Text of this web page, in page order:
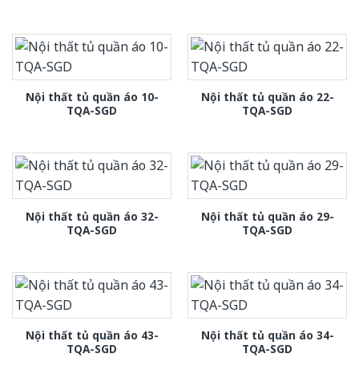
Nội thất tủ quần áo 10-
TQA-SGD
Nội thất tủ quần áo 22-
TQA-SGD
Nội thất tủ quần áo 32-
TQA-SGD
Nội thất tủ quần áo 29-
TQA-SGD
Nội thất tủ quần áo 43-
TQA-SGD
Nội thất tủ quần áo 34-
TQA-SGD